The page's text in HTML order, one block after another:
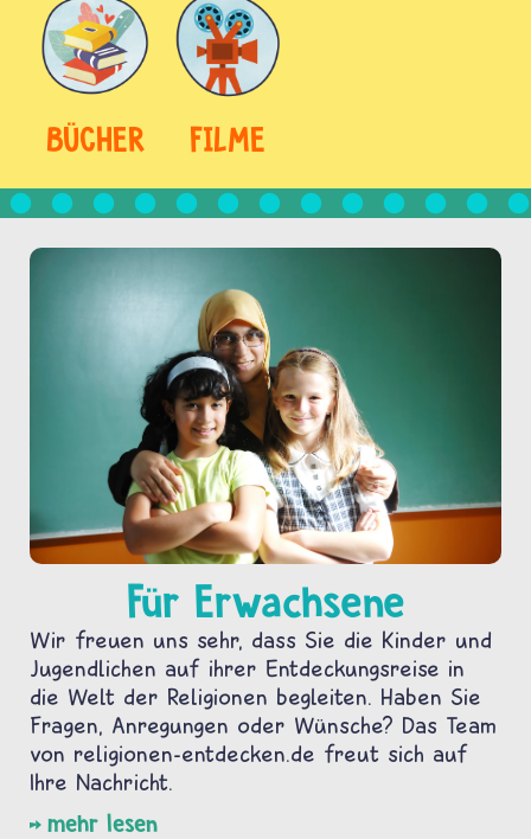
BÜCHER FILME
Für Erwachsene
Wir freuen uns sehr, dass Sie die Kinder und
Jugendlichen auf ihrer Entdeckungsreise in
die Welt der Religionen begleiten. Haben Sie
Fragen, Anregungen oder Wünsche? Das Team
von religionen-entdecken.de freut sich auf
Ihre Nachricht.
mehr lesen